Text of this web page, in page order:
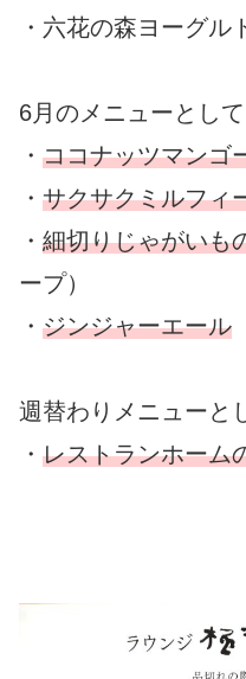
・六花の森ヨーグル
6月のメニューとして
・ ココナッツマンゴ
・ サクサクミルフィ
・ 細切りじゃがいも
ープ）
・ ジンジャーエール
週替わりメニューと
・ レストランホーム